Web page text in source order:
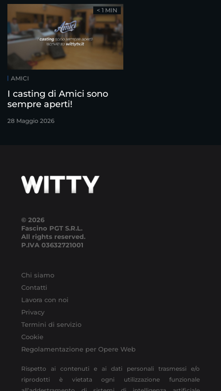
AMICI
I casting di Amici sono
sempre aperti!
28 Maggio 2026
< 1 MIN
© 2026
Fascino PGT S.R.L.
All rights reserved.
P.IVA 03632721001
Chi siamo
Contatti
Lavora con noi
Privacy
Termini di servizio
Cookie
Regolamentazione per Opere Web
Rispetto ai contenuti e ai dati personali trasmessi e/o
riprodotti è vietata ogni utilizzazione funzionale